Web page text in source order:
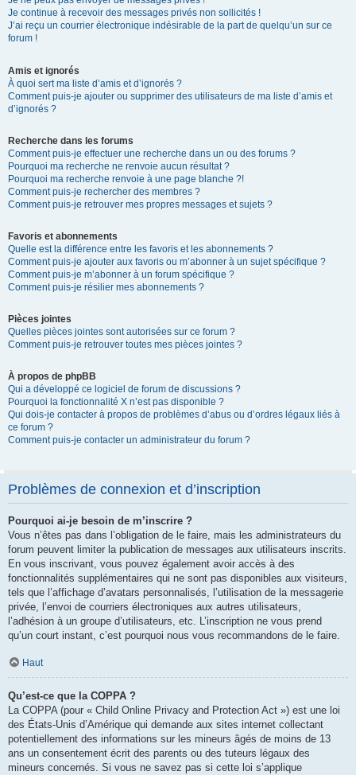
Je continue à recevoir des messages privés non sollicités !
J’ai reçu un courrier électronique indésirable de la part de quelqu’un sur ce
forum !
Amis et ignorés
À quoi sert ma liste d’amis et d’ignorés ?
Comment puis-je ajouter ou supprimer des utilisateurs de ma liste d’amis et
d’ignorés ?
Recherche dans les forums
Comment puis-je effectuer une recherche dans un ou des forums ?
Pourquoi ma recherche ne renvoie aucun résultat ?
Pourquoi ma recherche renvoie à une page blanche ?!
Comment puis-je rechercher des membres ?
Comment puis-je retrouver mes propres messages et sujets ?
Favoris et abonnements
Quelle est la différence entre les favoris et les abonnements ?
Comment puis-je ajouter aux favoris ou m’abonner à un sujet spécifique ?
Comment puis-je m’abonner à un forum spécifique ?
Comment puis-je résilier mes abonnements ?
Pièces jointes
Quelles pièces jointes sont autorisées sur ce forum ?
Comment puis-je retrouver toutes mes pièces jointes ?
À propos de phpBB
Qui a développé ce logiciel de forum de discussions ?
Pourquoi la fonctionnalité X n’est pas disponible ?
Qui dois-je contacter à propos de problèmes d’abus ou d’ordres légaux liés à
ce forum ?
Comment puis-je contacter un administrateur du forum ?
Problèmes de connexion et d’inscription
Pourquoi ai-je besoin de m’inscrire ?
Vous n’êtes pas dans l’obligation de le faire, mais les administrateurs du
forum peuvent limiter la publication de messages aux utilisateurs inscrits.
En vous inscrivant, vous pouvez également avoir accès à des
fonctionnalités supplémentaires qui ne sont pas disponibles aux visiteurs,
tels que l’affichage d’avatars personnalisés, l’utilisation de la messagerie
privée, l’envoi de courriers électroniques aux autres utilisateurs,
l’adhésion à un groupe d’utilisateurs, etc. L’inscription ne vous prend
qu’un court instant, c’est pourquoi nous vous recommandons de le faire.
Haut
Qu’est-ce que la COPPA ?
La COPPA (pour « Child Online Privacy and Protection Act ») est une loi
des États-Unis d’Amérique qui demande aux sites internet collectant
potentiellement des informations sur les mineurs âgés de moins de 13
ans un consentement écrit des parents ou des tuteurs légaux des
mineurs concernés. Si vous ne savez pas si cette loi s’applique